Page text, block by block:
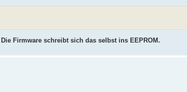
Firmware schreibt sich das selbst ins EEPROM.